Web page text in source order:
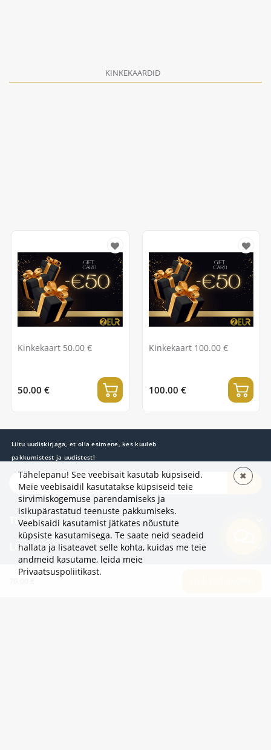
KINKEKAARDID
Kinkekaart 50.00 €
50.00 €
Kinkekaart 100.00 €
100.00 €
Liitu uudiskirjaga, et olla esimene, kes kuuleb
pakkumistest ja uudistest!
TELLI
TEAVE
LISAKS
KATEGOORIAD
Tähelepanu! See veebisait kasutab küpsiseid.
Meie veebisaidil kasutatakse küpsiseid teie
sirvimiskogemuse parendamiseks ja
isikupärastatud teenuste pakkumiseks.
Veebisaidi kasutamist jätkates nõustute
küpsiste kasutamisega. Te saate neid seadeid
hallata ja lisateavet selle kohta, kuidas me teie
andmeid kasutame, leida meie
Privaatsuspoliitikast.
✖